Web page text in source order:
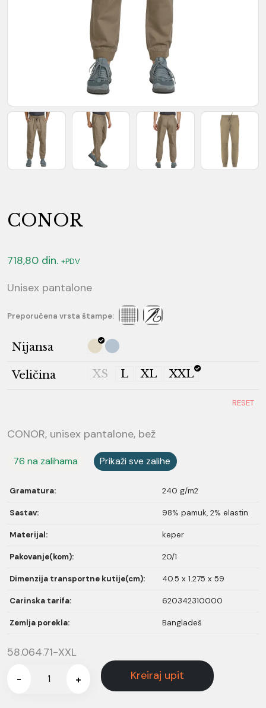
CONOR
718,80 din. +PDV
Unisex pantalone
Preporučena vrsta štampe:
Nijansa
Veličina XS L XL XXL
RESET
CONOR, unisex pantalone, bež
76 na zalihama Prikaži sve zalihe
Gramatura: 240 g/m2
Sastav: 98% pamuk, 2% elastin
Materijal: keper
Pakovanje(kom): 20/1
Dimenzija transportne kutije(cm): 40.5 x 1.275 x 59
Carinska tarifa: 620342310000
Zemlja porekla: Bangladeš
58.064.71-XXL
- + Kreiraj upit